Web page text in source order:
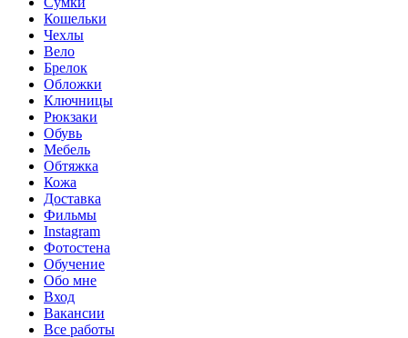
Кошельки
Чехлы
Вело
Брелок
Обложки
Ключницы
Рюкзаки
Обувь
Мебель
Обтяжка
Кожа
Доставка
Фильмы
Instagram
Фотостена
Обучение
Обо мне
Вход
Вакансии
Все работы